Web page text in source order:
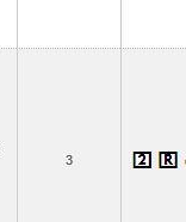
3